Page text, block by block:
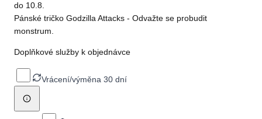
do 10.8.
Pánské tričko Godzilla Attacks - Odvažte se probudit
monstrum.
Doplňkové služby k objednávce
Vrácení/výměna 30 dní